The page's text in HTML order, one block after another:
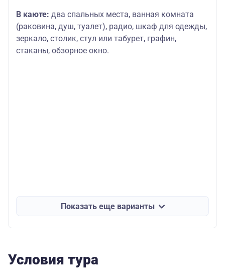
В каюте: два спальных места, ванная комната
(раковина, душ, туалет), радио, шкаф для одежды,
зеркало, столик, стул или табурет, графин,
стаканы, обзорное окно.
Показать еще варианты
Условия тура